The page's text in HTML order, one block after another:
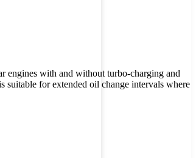
engines with and without turbo-charging and
suitable for extended oil change intervals where